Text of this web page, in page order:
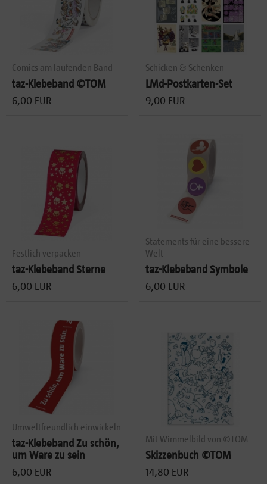
Comics am laufenden Band
taz-Klebeband ©TOM
6,00 EUR
Schicken & Schenken
LMd-Postkarten-Set
9,00 EUR
Festlich verpacken
taz-Klebeband Sterne
6,00 EUR
Statements für eine bessere
Welt
taz-Klebeband Symbole
6,00 EUR
Umweltfreundlich einwickeln
taz-Klebeband Zu schön,
um Ware zu sein
6,00 EUR
Mit Wimmelbild von ©TOM
Skizzenbuch ©TOM
14,80 EUR